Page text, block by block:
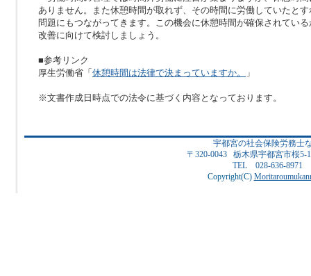
ありません。また休憩時間が取れず、その時間に労働していたと
問題にもつながってきます。この機会に休憩時間が確保されてい
改善に向けて検討しましょう。
■参考リンク
厚生労働省「 休憩時間は法律で決まっていますか。 」
※文書作成日時点での法令に基づく内容となっております。
宇都宮の社会保険労務士
〒320-0043 栃木県宇都宮市桜
TEL 028-636-8971
Copyright(C)